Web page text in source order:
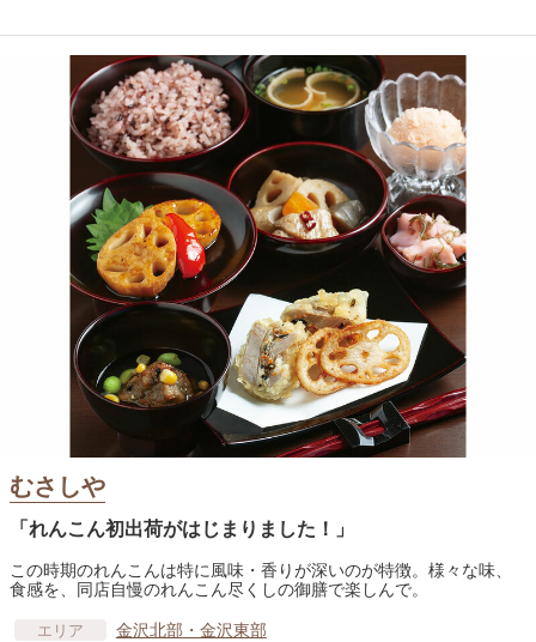
むさしや
「れんこん初出荷がはじまりました！」
この時期のれんこんは特に風味・香りが深いのが特徴。様々な味、
食感を、同店自慢のれんこん尽くしの御膳で楽しんで。
エリア 金沢北部・金沢東部